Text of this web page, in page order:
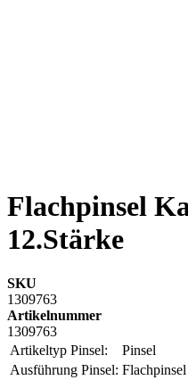
Flachpinsel
12.Stärke
SKU
1309763
Artikelnummer
1309763
Artikeltyp Pinsel:
Pinsel
Ausführung Pinsel: Flachpinsel